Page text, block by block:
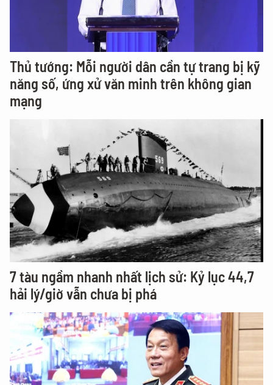
Thủ tướng: Mỗi người dân cần tự trang bị kỹ
năng số, ứng xử văn minh trên không gian
mạng
7 tàu ngầm nhanh nhất lịch sử: Kỷ lục 44,7
hải lý/giờ vẫn chưa bị phá